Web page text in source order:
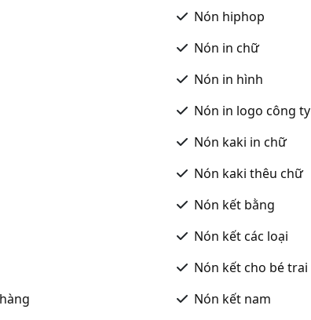
Nón hiphop
Nón in chữ
Nón in hình
Nón in logo công ty
Nón kaki in chữ
Nón kaki thêu chữ
Nón kết bằng
Nón kết các loại
Nón kết cho bé trai
Nón kết nam